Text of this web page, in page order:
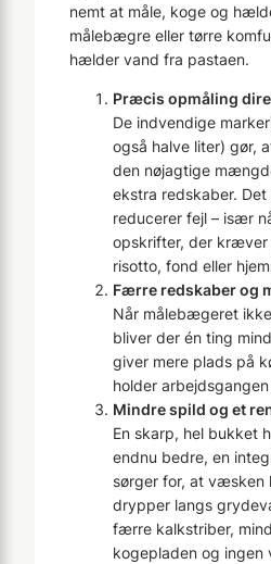
nemt at måle, koge og
målebægre eller tørre
hælder vand fra pastaen.
Præcis opmåling
De indvendige
også halve liter) gør,
den nøjagtige
ekstra redskaber.
reducerer fejl – især
opskrifter, der
risotto, fond eller
Færre redskaber og
Når målebægeret
bliver der én ting
giver mere plads på
holder
Mindre spild og et
En skarp, hel bukket
endnu bedre, en
sørger for, at væsken
drypper langs
færre kalkstriber,
kogepladen og ingen